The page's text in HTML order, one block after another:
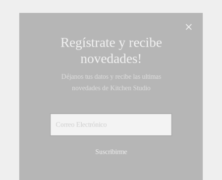
Regístrate y recibe
novedades!
Déjanos tus datos y recibe las ultimas